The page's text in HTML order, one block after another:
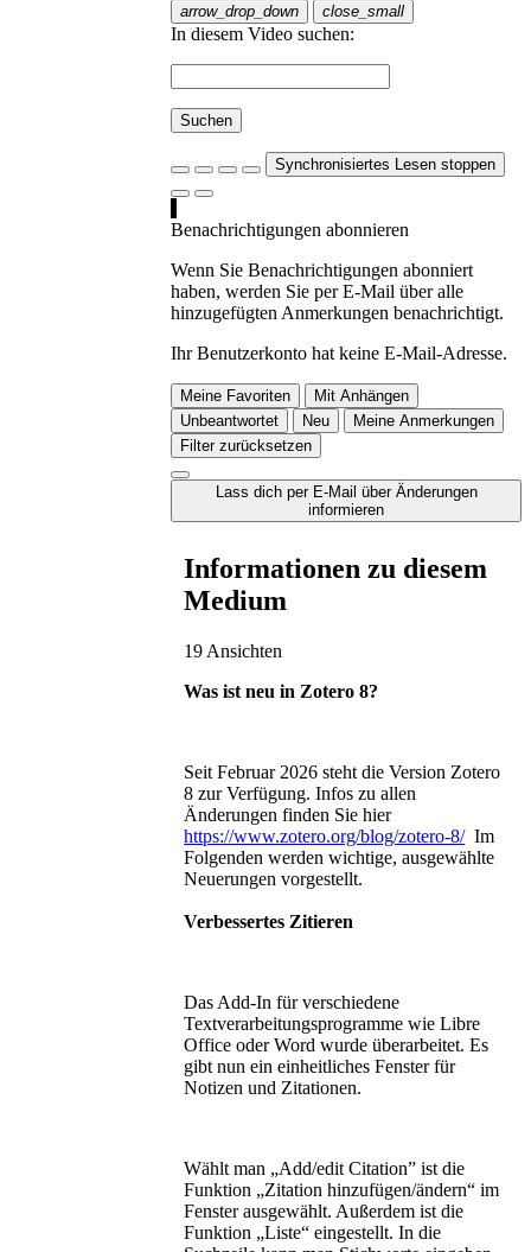
arrow_drop_down
close_small
In diesem Video suchen:
Suchen
Synchronisiertes Lesen stoppen
Benachrichtigungen abonnieren
Wenn Sie Benachrichtigungen abonniert
haben, werden Sie per E-Mail über alle
hinzugefügten Anmerkungen benachrichtigt.
Ihr Benutzerkonto hat keine E-Mail-Adresse.
Meine Favoriten
Mit Anhängen
Unbeantwortet
Neu
Meine Anmerkungen
Filter zurücksetzen
Lass dich per E-Mail über Änderungen
informieren
Informationen zu diesem
Medium
19 Ansichten
Was ist neu in Zotero 8?
Seit Februar 2026 steht die Version Zotero
8 zur Verfügung. Infos zu allen
Änderungen finden Sie hier
https://www.zotero.org/blog/zotero-8/ Im
Folgenden werden wichtige, ausgewählte
Neuerungen vorgestellt.
Verbessertes Zitieren
Das Add-In für verschiedene
Textverarbeitungsprogramme wie Libre
Office oder Word wurde überarbeitet. Es
gibt nun ein einheitliches Fenster für
Notizen und Zitationen.
Wählt man „Add/edit Citation” ist die
Funktion „Zitation hinzufügen/ändern“ im
Fenster ausgewählt. Außerdem ist die
Funktion „Liste“ eingestellt. In die